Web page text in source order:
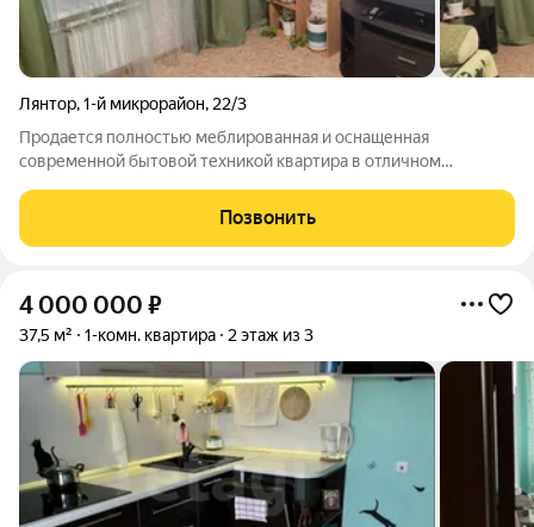
Лянтор,1-й микрорайон, 22/3
Продается полностью меблированная и оснащенная
современной бытовой техникой квартира в отличном
спокойном, хорошо maintained дворе с закрытой территорией,
где отсутствует транзитный транспорт, что
Позвонить
4 000 000 ₽
37,5 м² 1-комн. квартира 2 этаж из 3